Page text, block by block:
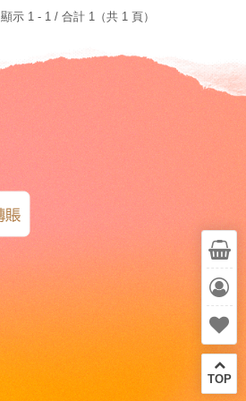
顯示 1 - 1 / 合計 1（共 1 頁）
TOP